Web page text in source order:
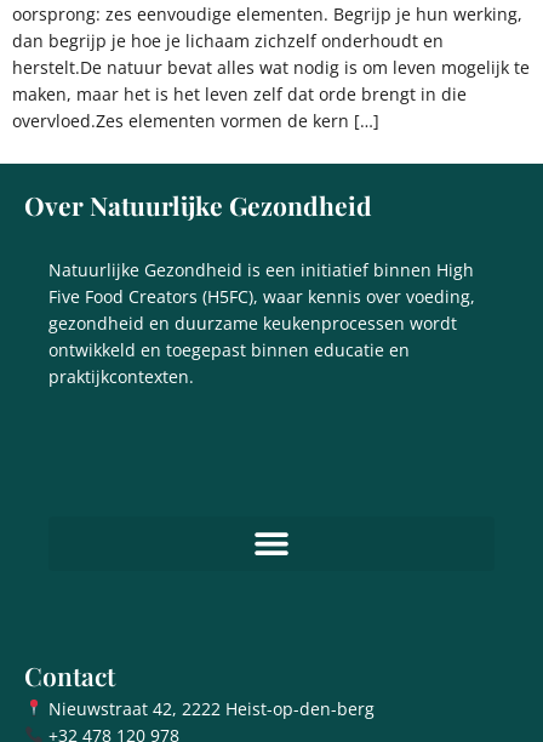
oorsprong: zes eenvoudige elementen. Begrijp je hun werking,
dan begrijp je hoe je lichaam zichzelf onderhoudt en
herstelt.De natuur bevat alles wat nodig is om leven mogelijk te
maken, maar het is het leven zelf dat orde brengt in die
overvloed.Zes elementen vormen de kern […]
Over Natuurlijke Gezondheid
Natuurlijke Gezondheid is een initiatief binnen High
Five Food Creators (H5FC), waar kennis over voeding,
gezondheid en duurzame keukenprocessen wordt
ontwikkeld en toegepast binnen educatie en
praktijkcontexten.
Contact
Nieuwstraat 42, 2222 Heist-op-den-berg
+32 478 120 978